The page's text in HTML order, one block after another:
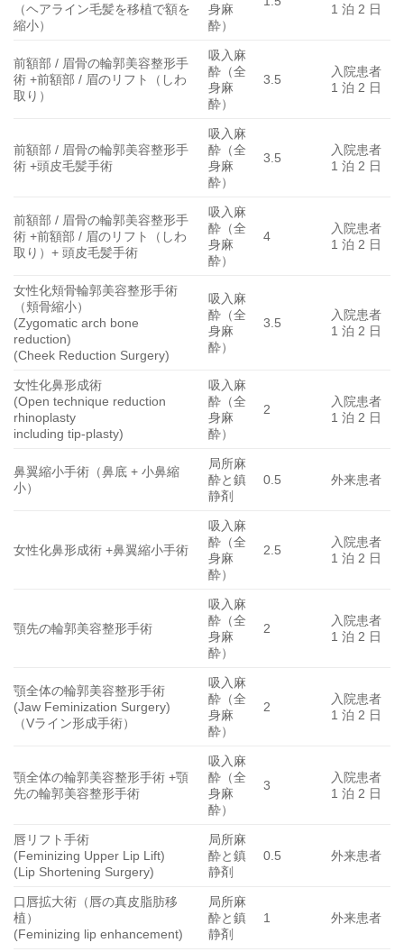
（ヘアライン毛髪を移植で額を
縮小）
身麻
酔）
1 泊 2 日
前額部 / 眉骨の輪郭美容整形手
術 +前額部 / 眉のリフト（しわ
取り）
吸入麻
酔（全
身麻
酔）
3.5
入院患者
1 泊 2 日
前額部 / 眉骨の輪郭美容整形手
術 +頭皮毛髪手術
吸入麻
酔（全
身麻
酔）
3.5
入院患者
1 泊 2 日
前額部 / 眉骨の輪郭美容整形手
術 +前額部 / 眉のリフト（しわ
取り）+ 頭皮毛髪手術
吸入麻
酔（全
身麻
酔）
4
入院患者
1 泊 2 日
女性化頬骨輪郭美容整形手術
（頬骨縮小）
(Zygomatic arch bone
reduction)
(Cheek Reduction Surgery)
吸入麻
酔（全
身麻
酔）
3.5
入院患者
1 泊 2 日
女性化鼻形成術
(Open technique reduction
rhinoplasty
including tip-plasty)
吸入麻
酔（全
身麻
酔）
2
入院患者
1 泊 2 日
鼻翼縮小手術（鼻底 + 小鼻縮
小）
局所麻
酔と鎮
静剤
0.5 外来患者
女性化鼻形成術 +鼻翼縮小手術
吸入麻
酔（全
身麻
酔）
2.5
入院患者
1 泊 2 日
顎先の輪郭美容整形手術
吸入麻
酔（全
身麻
酔）
2
入院患者
1 泊 2 日
顎全体の輪郭美容整形手術
(Jaw Feminization Surgery)
（Vライン形成手術）
吸入麻
酔（全
身麻
酔）
2
入院患者
1 泊 2 日
顎全体の輪郭美容整形手術 +顎
先の輪郭美容整形手術
吸入麻
酔（全
身麻
酔）
3
入院患者
1 泊 2 日
唇リフト手術
(Feminizing Upper Lip Lift)
(Lip Shortening Surgery)
局所麻
酔と鎮
静剤
0.5 外来患者
口唇拡大術（唇の真皮脂肪移
植）
(Feminizing lip enhancement)
局所麻
酔と鎮
静剤
1 外来患者